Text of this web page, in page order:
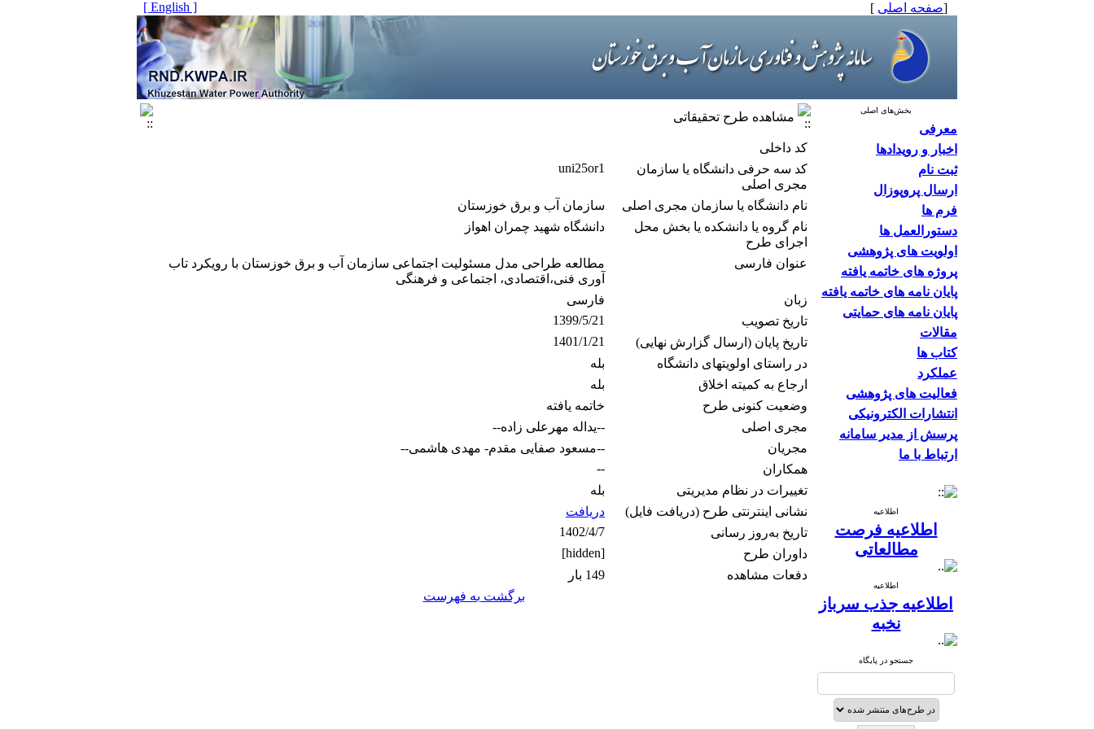
[صفحه اصلی ]
[ English ]
بخش‌های اصلی
معرفی
اخبار و رویدادها
ثبت نام
ارسال پروپوزال
فرم ها
دستورالعمل ها
اولویت های پژوهشی
پروژه های خاتمه یافته
پایان نامه های خاتمه یافته
پایان نامه های حمایتی
مقالات
کتاب ها
عملکرد
فعالیت های پژوهشی
انتشارات الکترونیکی
پرسش از مدیر سامانه
ارتباط با ما
اطلاعیه
اطلاعیه فرصت
مطالعاتی
اطلاعیه
اطلاعیه جذب سرباز
نخبه
جستجو در پایگاه
مشاهده طرح تحقیقاتی
کد داخلی
كد سه حرفی دانشگاه یا سازمان
مجری اصلی
uni25or1
نام دانشگاه یا سازمان مجری اصلی
سازمان آب و برق خوزستان
نام گروه یا دانشكده یا بخش محل
اجرای طرح
دانشگاه شهید چمران اهواز
عنوان فارسی
مطالعه طراحی مدل مسئولیت اجتماعی سازمان آب و برق خوزستان با رویکرد تاب
آوری فنی،اقتصادی، اجتماعی و فرهنگی
زبان
فارسی
تاریخ تصویب
1399/5/21
تاریخ پایان (ارسال گزارش نهایی)
1401/1/21
در راستای اولویتهای دانشگاه
بله
ارجاع به كمیته اخلاق
بله
وضعیت كنونی طرح
خاتمه یافته
مجری اصلی
--یداله مهرعلی زاده--
مجریان
--مسعود صفایی مقدم- مهدی هاشمی--
همکاران
--
تغییرات در نظام مدیریتی
بله
نشانی اینترنتی طرح (دریافت فایل)
دریافت
تاریخ به‌روز رسانی
1402/4/7
داوران طرح
[hidden]
دفعات مشاهده
149 بار
برگشت به فهرست